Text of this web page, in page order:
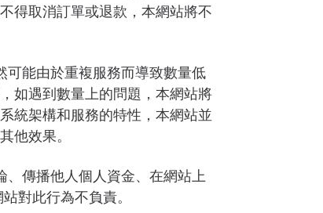
得取消訂單或退款，本網站將不
可能由於重複服務而導致數量低
如遇到數量上的問題，本網站將
統架構和服務的特性，本網站並
他效果。
傳播他人個人資金、在網站上
對此行為不負責。